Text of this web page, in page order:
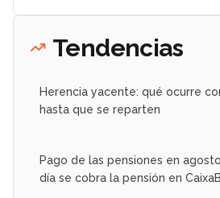
Tendencias
Herencia yacente: qué ocurre
hasta que se reparten
Pago de las pensiones en
día se cobra la pensión en